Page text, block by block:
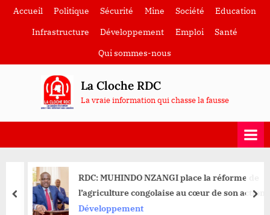
SkipAccueil Politique Sécurité Mine Société
Education
Infrastructure
Développement Emploi
Santé
Qui sommes-nous
La Cloche RDC
La vraie information qui chasse la fausse
RDC: MUHINDO NZANGI place la réforme de
l’agriculture congolaise au cœur de son action
Développement
prev